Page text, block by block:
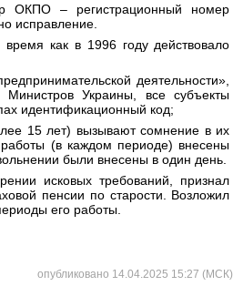
ОКПО – регистрационный номер
исправление.
как в 1996 году действовало
деятельности»,
Украины, все субъекты
идентификационный код;
15 лет) вызывают сомнение в их
(в каждом периоде) внесены
были внесены в один день.
исковых требований, признал
пенсии по старости. Возложил
его работы.
опубликовано 14.04.2025 15:27 (МСК)